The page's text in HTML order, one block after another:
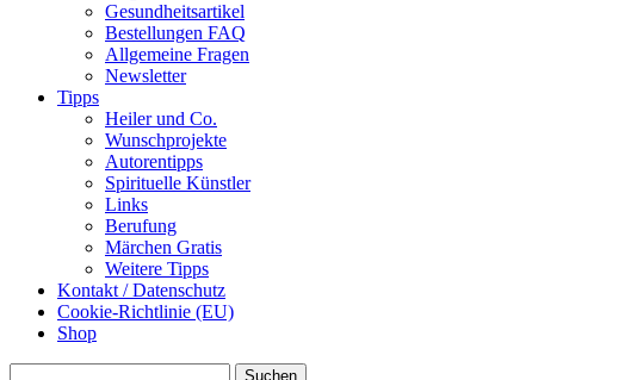
Gesundheitsartikel
Bestellungen FAQ
Allgemeine Fragen
Newsletter
Tipps
Heiler und Co.
Wunschprojekte
Autorentipps
Spirituelle Künstler
Links
Berufung
Märchen Gratis
Weitere Tipps
Kontakt / Datenschutz
Cookie-Richtlinie (EU)
Shop